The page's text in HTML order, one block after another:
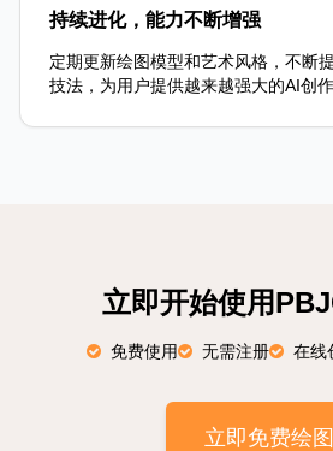
持续进化，能力不断增强
定期更新绘图模型和艺术风格，不断
技法，为用户提供越来越强大的AI创作
立即开始使用
免费使用 无需注册 在线
立即免费绘图